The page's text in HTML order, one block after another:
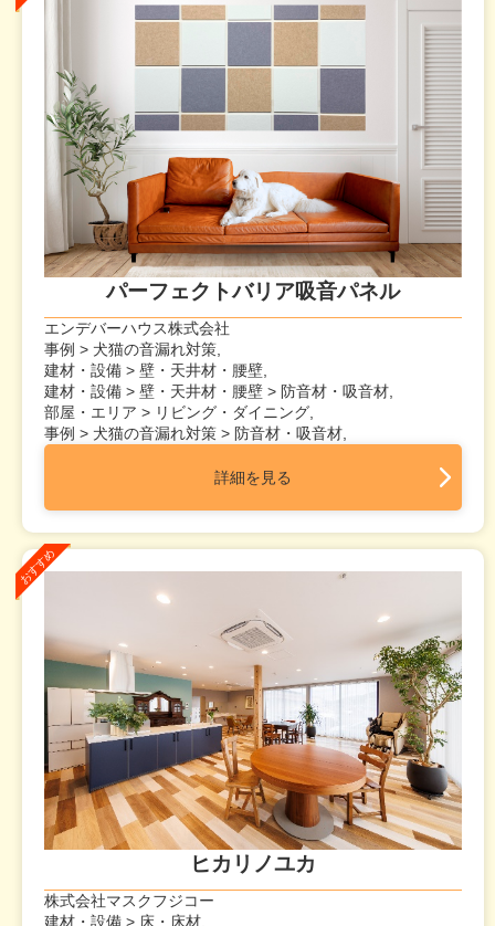
パーフェクトバリア吸音パネル
エンデバーハウス株式会社
事例 > 犬猫の音漏れ対策,
建材・設備 > 壁・天井材・腰壁,
建材・設備 > 壁・天井材・腰壁 > 防音材・吸音材,
部屋・エリア > リビング・ダイニング,
事例 > 犬猫の音漏れ対策 > 防音材・吸音材,
詳細を見る
ヒカリノユカ
株式会社マスクフジコー
建材・設備 > 床・床材,